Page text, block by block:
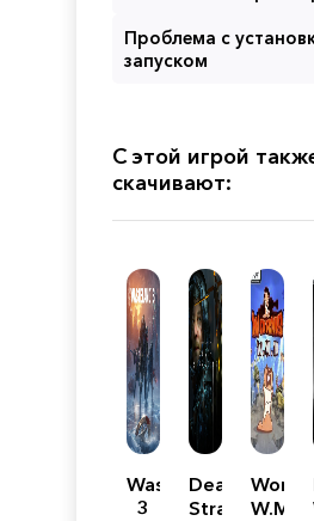
Проблема с
запуском
С этой игрой
скачивают:
Wasteland
3
Death
Stranding
Worms
W.M.D